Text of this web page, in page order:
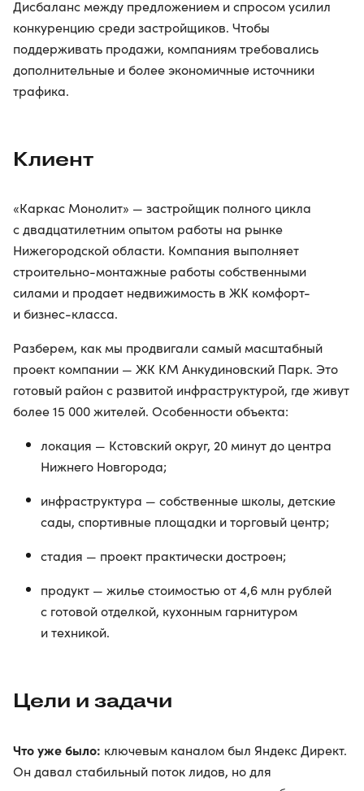
Дисбаланс между предложением и спросом усилил
конкуренцию среди застройщиков. Чтобы
поддерживать продажи, компаниям требовались
дополнительные и более экономичные источники
трафика.
Клиент
«Каркас Монолит» — застройщик полного цикла
с двадцатилетним опытом работы на рынке
Нижегородской области. Компания выполняет
строительно-монтажные работы собственными
силами и продает недвижимость в ЖК комфорт-
и бизнес-класса.
Разберем, как мы продвигали самый масштабный
проект компании — ЖК КМ Анкудиновский Парк. Это
готовый район с развитой инфраструктурой, где живут
более 15 000 жителей. Особенности объекта:
локация — Кстовский округ, 20 минут до центра
Нижнего Новгорода;
инфраструктура — собственные школы, детские
сады, спортивные площадки и торговый центр;
стадия — проект практически достроен;
продукт — жилье стоимостью от 4,6 млн рублей
с готовой отделкой, кухонным гарнитуром
и техникой.
Цели и задачи
Что уже было: ключевым каналом был Яндекс Директ.
Он давал стабильный поток лидов, но для